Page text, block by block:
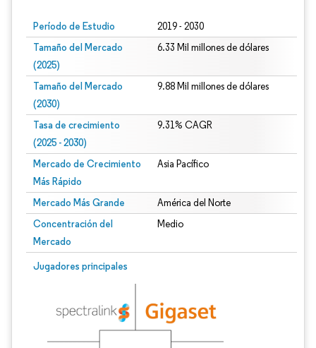
Período de Estudio 2019 - 2030
Tamaño del Mercado
(2025)
6.33 Mil millones de dólares
Tamaño del Mercado
(2030)
9.88 Mil millones de dólares
Tasa de crecimiento
(2025 - 2030)
9.31% CAGR
Mercado de Crecimiento
Más Rápido
Asia Pacífico
Mercado Más Grande América del Norte
Concentración del
Mercado
Medio
Jugadores principales
Imagen © Mordor Intelligence. El uso requiere atribución según CC BY 4.0.